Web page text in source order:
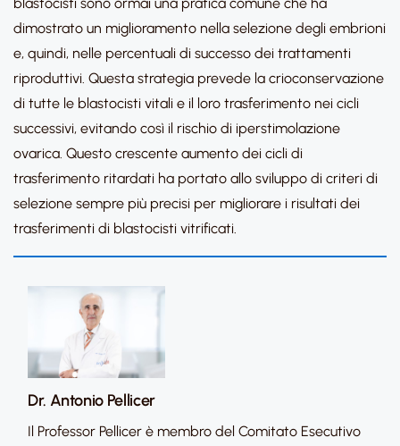
dimostrato un miglioramento nella selezione degli embrioni
e, quindi, nelle percentuali di successo dei trattamenti
riproduttivi. Questa strategia prevede la crioconservazione
di tutte le blastocisti vitali e il loro trasferimento nei cicli
successivi, evitando così il rischio di iperstimolazione
ovarica. Questo crescente aumento dei cicli di
trasferimento ritardati ha portato allo sviluppo di criteri di
selezione sempre più precisi per migliorare i risultati dei
trasferimenti di blastocisti vitrificati.
Dr. Antonio Pellicer
Il Professor Pellicer è membro del Comitato Esecutivo